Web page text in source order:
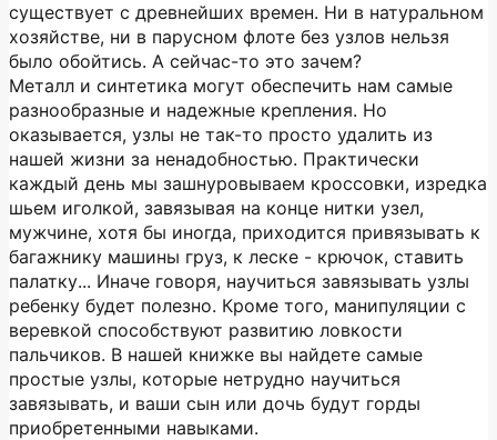
существует с древнейших времен. Ни в натуральном
хозяйстве, ни в парусном флоте без узлов нельзя
было обойтись. А сейчас-то это зачем?
Металл и синтетика могут обеспечить нам самые
разнообразные и надежные крепления. Но
оказывается, узлы не так-то просто удалить из
нашей жизни за ненадобностью. Практически
каждый день мы зашнуровываем кроссовки, изредка
шьем иголкой, завязывая на конце нитки узел,
мужчине, хотя бы иногда, приходится привязывать к
багажнику машины груз, к леске - крючок, ставить
палатку... Иначе говоря, научиться завязывать узлы
ребенку будет полезно. Кроме того, манипуляции с
веревкой способствуют развитию ловкости
пальчиков. В нашей книжке вы найдете самые
простые узлы, которые нетрудно научиться
завязывать, и ваши сын или дочь будут горды
приобретенными навыками.